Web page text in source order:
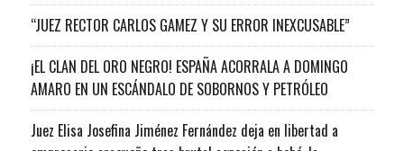
“JUEZ RECTOR CARLOS GAMEZ Y SU ERROR INEXCUSABLE”
¡EL CLAN DEL ORO NEGRO! ESPAÑA ACORRALA A DOMINGO
AMARO EN UN ESCÁNDALO DE SOBORNOS Y PETRÓLEO
Juez Elisa Josefina Jiménez Fernández deja en libertad a